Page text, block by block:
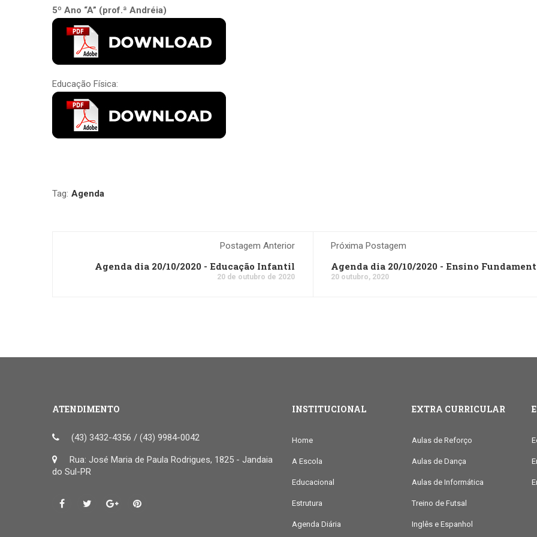
5º Ano “A” (prof.ª Andréia)
Educação Física:
Tag: Agenda
Postagem Anterior
Agenda dia 20/10/2020 - Educação Infantil
20 de outubro de 2020
Próxima Postagem
Agenda dia 20/10/2020 - Ensino
20 outubro, 2020
ATENDIMENTO
(43) 3432-4356 / (43) 9984-0042
Rua: José Maria de Paula Rodrigues, 1825 - Jandaia
do Sul-PR
INSTITUCIONAL
Home
A Escola
Educacional
Estrutura
Agenda Diária
EXTRA CURRICULAR
Aulas de Reforço
Aulas de Dança
Aulas de Informática
Treino de Futsal
Inglês e Espanhol